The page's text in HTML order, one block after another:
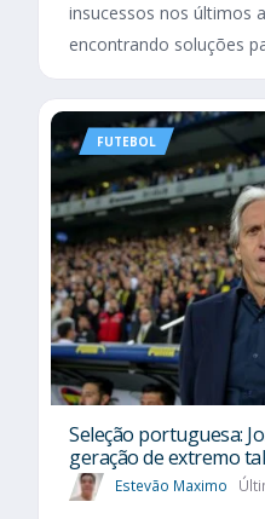
insucessos nos últimos
encontrando soluções
FUTEBOL
Seleção portuguesa:
geração de extremo
Estevão Maximo